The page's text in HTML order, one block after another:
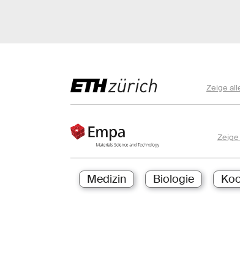
Zeige
Zeige
Medizin Biologie